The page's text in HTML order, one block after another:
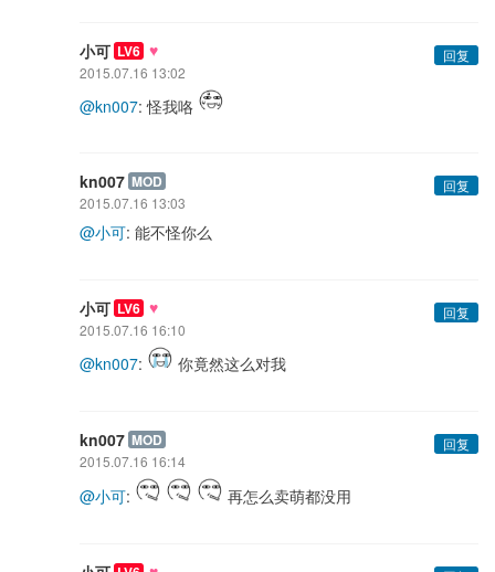
小可 LV6 ♥
回复
2015.07.16 13:02
@kn007: 怪我咯
kn007 MOD
回复
2015.07.16 13:03
@小可: 能不怪你么
小可 LV6 ♥
回复
2015.07.16 16:10
@kn007: 你竟然这么对我
kn007 MOD
回复
2015.07.16 16:14
@小可: 再怎么卖萌都没用